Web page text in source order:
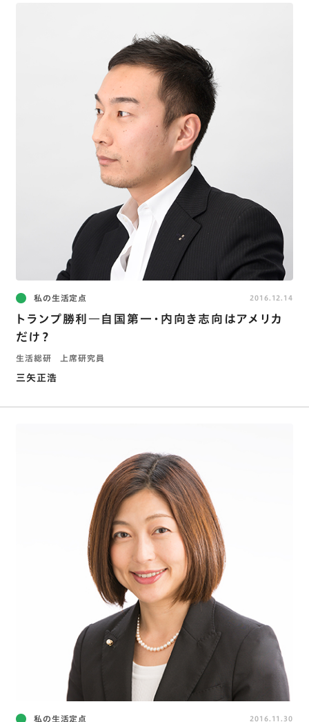
私の生活定点
トランプ勝利―自国第一・内向き志向はアメリカ
だけ？
生活総研 上席研究員
三矢正浩
2016.12.14
私の生活定点 2016.11.30